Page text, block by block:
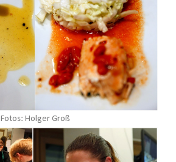
Fotos: Holger Groß